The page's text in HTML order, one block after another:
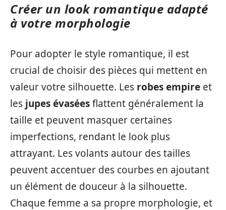
Créer un look romantique adapté
à votre morphologie
Pour adopter le style romantique, il est
crucial de choisir des pièces qui mettent en
valeur votre silhouette. Les robes empire et
les jupes évaséesflattent généralement la
taille et peuvent masquer certaines
imperfections, rendant le look plus
attrayant. Les volants autour des tailles
peuvent accentuer des courbes en ajoutant
un élément de douceur à la silhouette.
Chaque femme a sa propre morphologie, et